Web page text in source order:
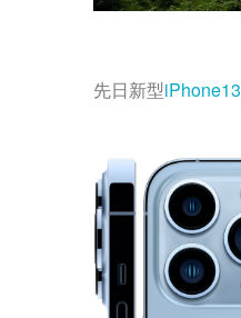
先日新型iPhone13